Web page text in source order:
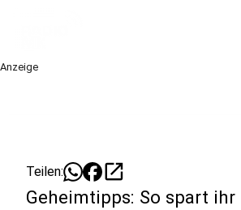
Anzeige
Teilen: open_in_new
Geheimtipps: So spart